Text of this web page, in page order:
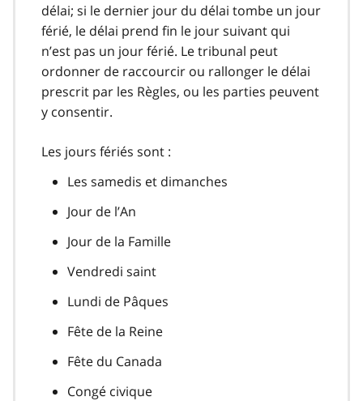
délai; si le dernier jour du délai tombe un jour
férié, le délai prend fin le jour suivant qui
n’est pas un jour férié. Le tribunal peut
ordonner de raccourcir ou rallonger le délai
prescrit par les Règles, ou les parties peuvent
y consentir.
Les jours fériés sont :
Les samedis et dimanches
Jour de l’An
Jour de la Famille
Vendredi saint
Lundi de Pâques
Fête de la Reine
Fête du Canada
Congé civique